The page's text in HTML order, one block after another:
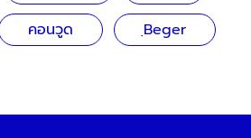
คอนวูด ฺBeger